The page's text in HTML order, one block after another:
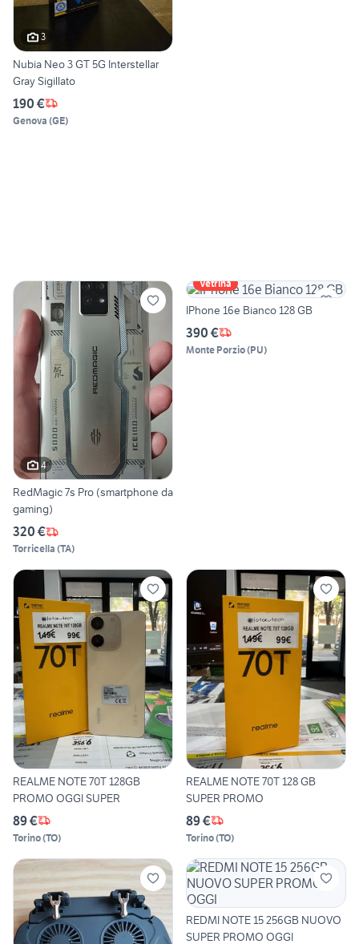
3
Nubia Neo 3 GT 5G Interstellar
Gray Sigillato
190 €
Genova (GE)
4
RedMagic 7s Pro (smartphone da
gaming)
320 €
Torricella (TA)
Vetrina
IPhone 16e Bianco 128 GB
390 €
Monte Porzio(PU)
REALME NOTE 70T 128GB
PROMO OGGI SUPER
89 €
Torino(TO)
REALME NOTE 70T 128 GB
SUPER PROMO
89 €
Torino(TO)
REDMI NOTE 15 256GB NUOVO
SUPER PROMO OGGI